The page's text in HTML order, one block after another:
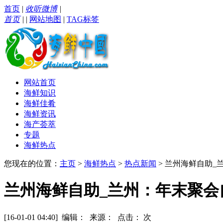
首页 | 收听微博|
首页| | 网站地图 | TAG标签
网站首页
海鲜知识
海鲜佳肴
海鲜资讯
海产荟萃
专题
海鲜热点
您现在的位置： 主页 > 海鲜热点 > 热点新闻 > 兰州海鲜自助_
兰州海鲜自助_兰州：年末聚
[16-01-01 04:40] 编辑： 来源： 点击： 次